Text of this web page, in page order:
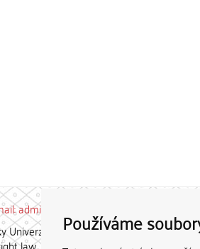
Používáme
admin-repozitar [at] cuni.cz
Univerzity Karlovy. / Each constituent